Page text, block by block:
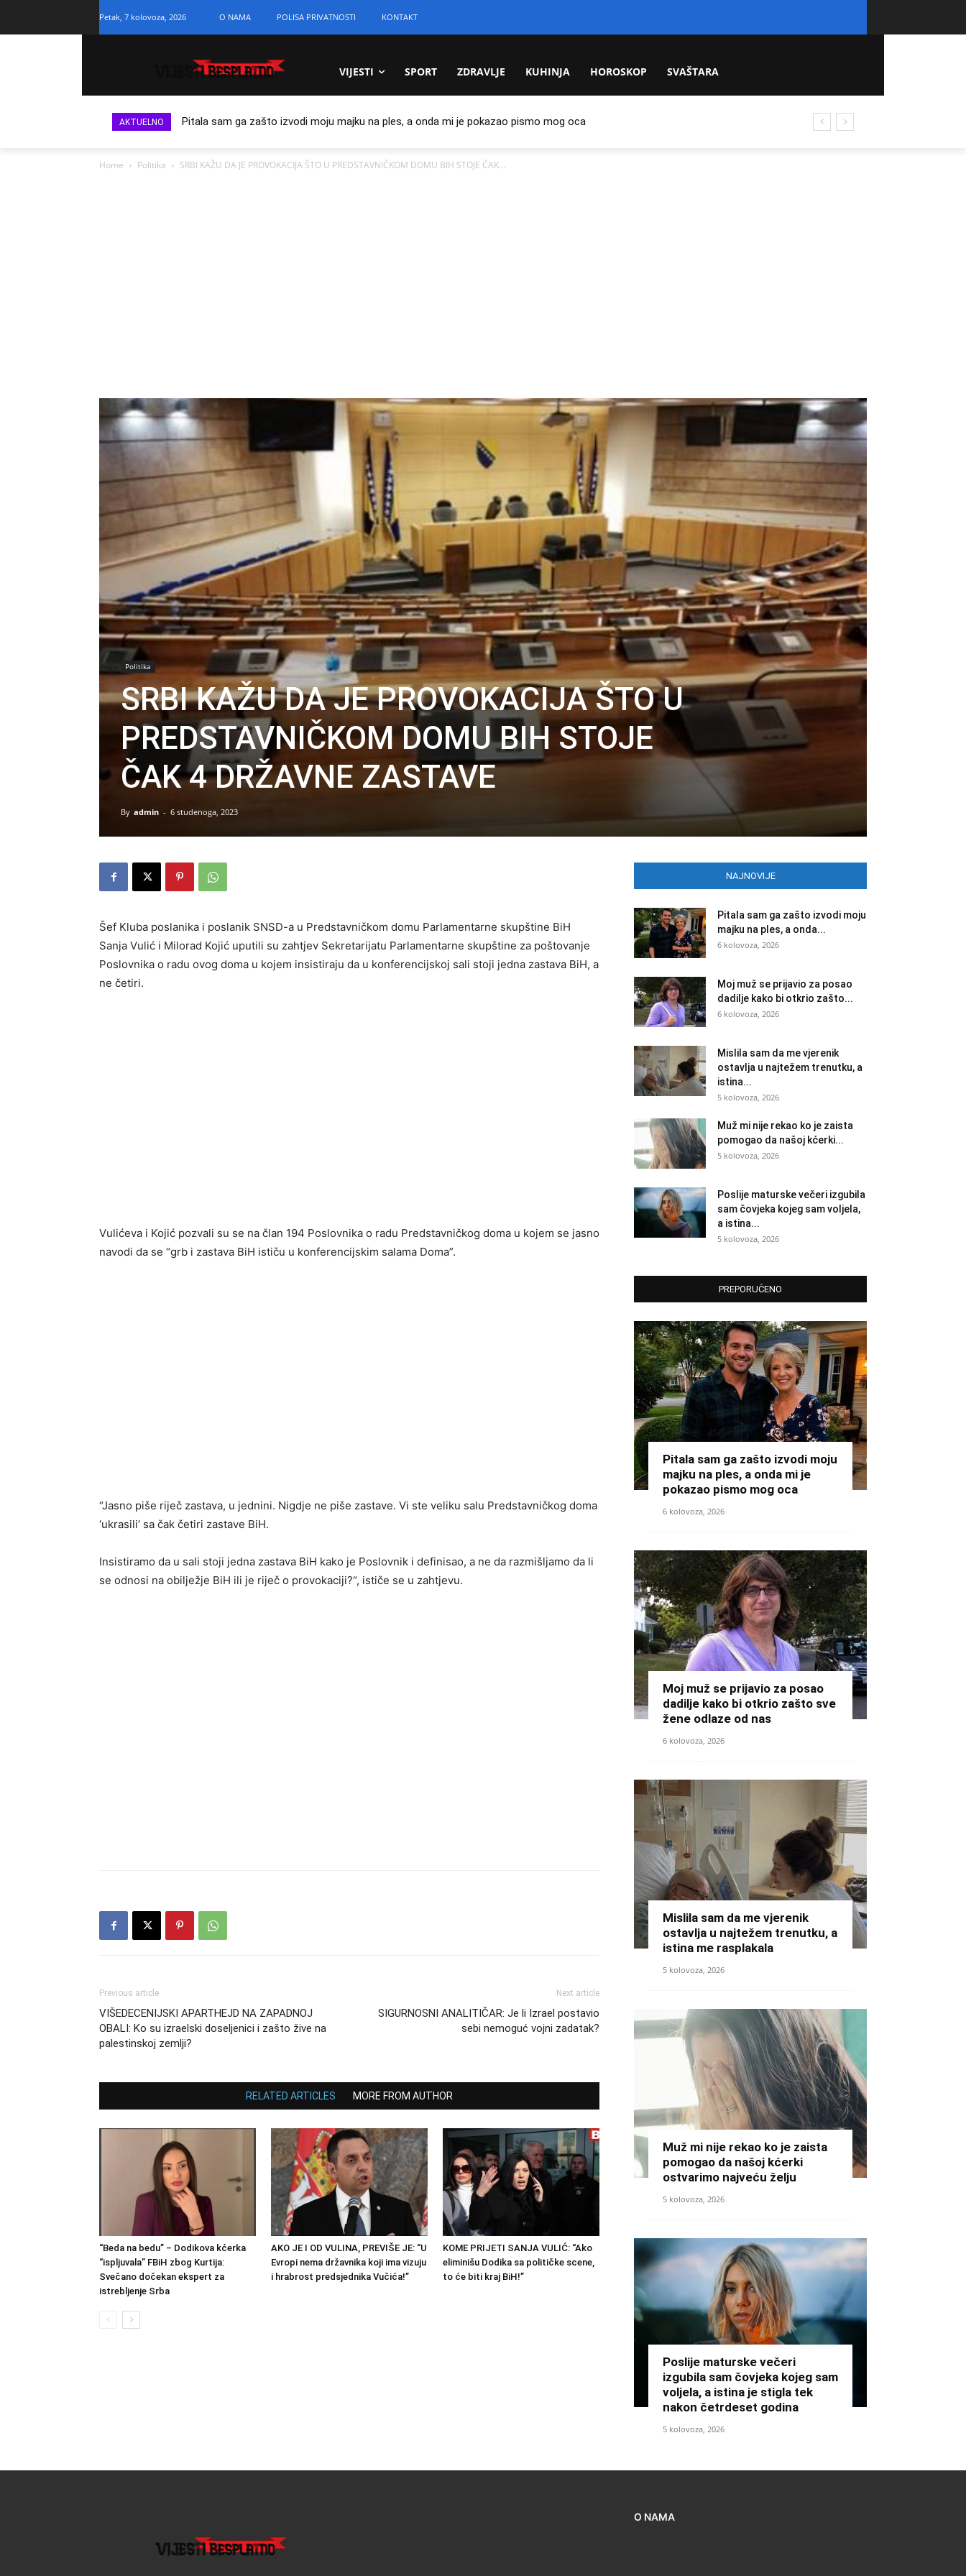
Petak, 7 kolovoza, 2026 O NAMA POLISA PRIVATNOSTI KONTAKT
VIJESTI SPORT ZDRAVLJE KUHINJA HOROSKOP SVAŠTARA
AKTUELNO Pitala sam ga zašto izvodi moju majku na ples, a onda mi je pokazao pismo mog oca
Home Politika SRBI KAŽU DA JE PROVOKACIJA ŠTO U PREDSTAVNIČKOM DOMU BIH STOJE ČAK...
Politika
SRBI KAŽU DA JE PROVOKACIJA ŠTO U
PREDSTAVNIČKOM DOMU BIH STOJE
ČAK 4 DRŽAVNE ZASTAVE
By admin - 6 studenoga, 2023
Šef Kluba poslanika i poslanik SNSD-a u Predstavničkom domu Parlamentarne skupštine BiH
Sanja Vulić i Milorad Kojić uputili su zahtjev Sekretarijatu Parlamentarne skupštine za poštovanje
Poslovnika o radu ovog doma u kojem insistiraju da u konferencijskoj sali stoji jedna zastava BiH, a
ne četiri.
Vulićeva i Kojić pozvali su se na član 194 Poslovnika o radu Predstavničkog doma u kojem se jasno
navodi da se “grb i zastava BiH ističu u konferencijskim salama Doma”.
“Jasno piše riječ zastava, u jednini. Nigdje ne piše zastave. Vi ste veliku salu Predstavničkog doma
‘ukrasili’ sa čak četiri zastave BiH.
Insistiramo da u sali stoji jedna zastava BiH kako je Poslovnik i definisao, a ne da razmišljamo da li
se odnosi na obilježje BiH ili je riječ o provokaciji?“, ističe se u zahtjevu.
Previous article
VIŠEDECENIJSKI APARTHEJD NA ZAPADNOJ
OBALI: Ko su izraelski doseljenici i zašto žive na
palestinskoj zemlji?
Next article
SIGURNOSNI ANALITIČAR: Je li Izrael postavio
sebi nemoguć vojni zadatak?
RELATED ARTICLES MORE FROM AUTHOR
“Beda na bedu” – Dodikova kćerka
“ispljuvala” FBiH zbog Kurtija:
Svečano dočekan ekspert za
istrebljenje Srba
AKO JE I OD VULINA, PREVIŠE JE: “U
Evropi nema državnika koji ima vizuju
i hrabrost predsjednika Vučića!”
KOME PRIJETI SANJA VULIĆ: “Ako
eliminišu Dodika sa političke scene,
to će biti kraj BiH!”
NAJNOVIJE
Pitala sam ga zašto izvodi moju
majku na ples, a onda...
6 kolovoza, 2026
Moj muž se prijavio za posao
dadilje kako bi otkrio zašto...
6 kolovoza, 2026
Mislila sam da me vjerenik
ostavlja u najtežem trenutku, a
istina...
5 kolovoza, 2026
Muž mi nije rekao ko je zaista
pomogao da našoj kćerki...
5 kolovoza, 2026
Poslije maturske večeri izgubila
sam čovjeka kojeg sam voljela,
a istina...
5 kolovoza, 2026
PREPORUČENO
Pitala sam ga zašto izvodi moju
majku na ples, a onda mi je
pokazao pismo mog oca
6 kolovoza, 2026
Moj muž se prijavio za posao
dadilje kako bi otkrio zašto sve
žene odlaze od nas
6 kolovoza, 2026
Mislila sam da me vjerenik
ostavlja u najtežem trenutku, a
istina me rasplakala
5 kolovoza, 2026
Muž mi nije rekao ko je zaista
pomogao da našoj kćerki
ostvarimo najveću želju
5 kolovoza, 2026
Poslije maturske večeri
izgubila sam čovjeka kojeg sam
voljela, a istina je stigla tek
nakon četrdeset godina
5 kolovoza, 2026
O NAMA